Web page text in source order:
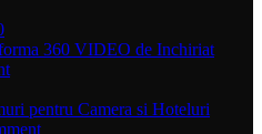
360 VIDEO de Inchiriat
pentru Camera si Hoteluri